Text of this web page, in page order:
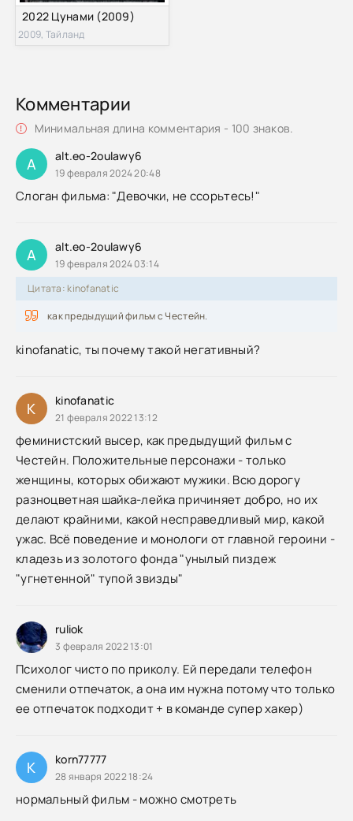
2022 Цунами (2009)
2009, Тайланд
Комментарии
Минимальная длина комментария - 100 знаков.
A alt.eo-2oulawy6
19 февраля 2024 20:48
Слоган фильма: "Девочки, не ссорьтесь!"
A alt.eo-2oulawy6
19 февраля 2024 03:14
Цитата: kinofanatic
как предыдущий фильм с Честейн.
kinofanatic, ты почему такой негативный?
K kinofanatic
21 февраля 2022 13:12
феминистский высер, как предыдущий фильм с
Честейн. Положительные персонажи - только
женщины, которых обижают мужики. Всю дорогу
разноцветная шайка-лейка причиняет добро, но их
делают крайними, какой несправедливый мир, какой
ужас. Всё поведение и монологи от главной героини -
кладезь из золотого фонда "унылый пиздеж
"угнетенной" тупой звизды"
ruliok
3 февраля 2022 13:01
Психолог чисто по приколу. Ей передали телефон
сменили отпечаток, а она им нужна потому что только
ее отпечаток подходит + в команде супер хакер)
K korn77777
28 января 2022 18:24
нормальный фильм - можно смотреть